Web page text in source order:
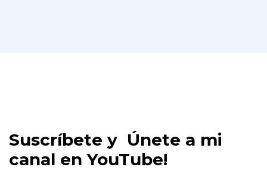
Suscríbete y Únete a mi
canal en YouTube!